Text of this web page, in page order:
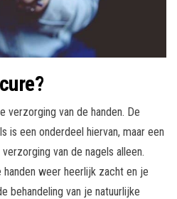
verzorging van de handen. De
is een onderdeel hiervan, maar een
van de nagels alleen.
weer heerlijk zacht en je
behandeling van je natuurlijke